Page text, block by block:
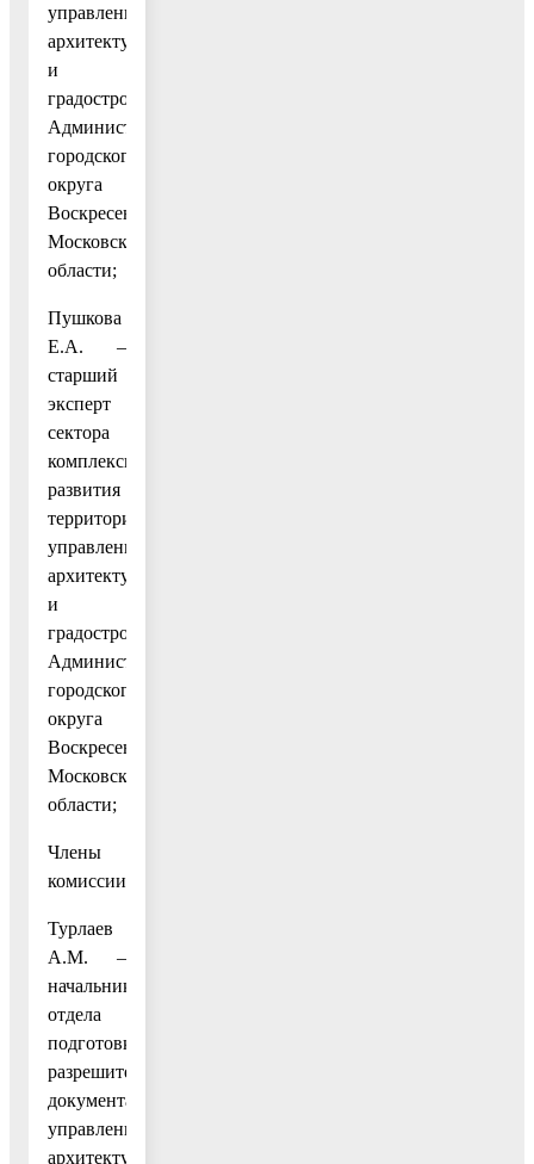
управления
архитектуры
и
градостроительства
Администрации
городского
округа
Воскресенск
Московской
области;
Пушкова
Е.А. –
старший
эксперт
сектора
комплексного
развития
территории
управления
архитектуры
и
градостроительства
Администрации
городского
округа
Воскресенск
Московской
области;
Члены
комиссии:
Турлаев
А.М. –
начальник
отдела
подготовки
разрешительной
документации
управления
архитектуры